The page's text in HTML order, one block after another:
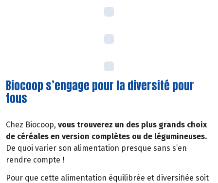
Biocoop s’engage pour la diversité pour
tous
Chez Biocoop, vous trouverez un des plus grands choix
de céréales en version complètes ou de légumineuses.
De quoi varier son alimentation presque sans s’en
rendre compte !
Pour que cette alimentation équilibrée et diversifiée soit